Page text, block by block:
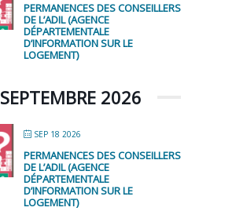
PERMANENCES DES CONSEILLERS
DE L’ADIL (AGENCE
DÉPARTEMENTALE
D’INFORMATION SUR LE
LOGEMENT)
SEPTEMBRE 2026
SEP 18 2026
PERMANENCES DES CONSEILLERS
DE L’ADIL (AGENCE
DÉPARTEMENTALE
D’INFORMATION SUR LE
LOGEMENT)